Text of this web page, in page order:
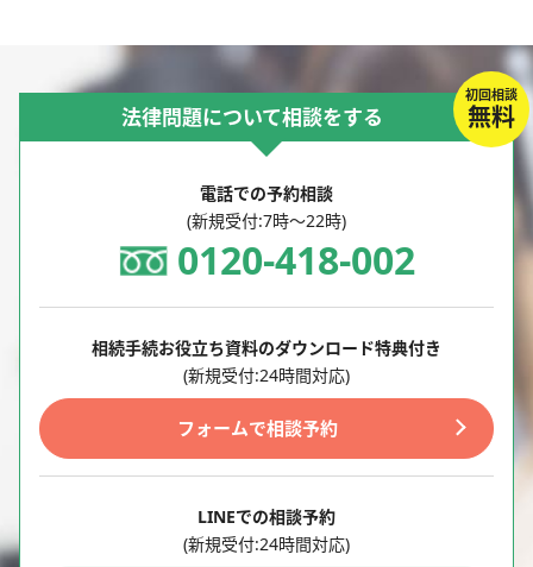
初回相談
無料
法律問題について相談をする
電話での予約相談
(新規受付:7時～22時)
0120-418-002
相続手続お役立ち資料のダウンロード特典付き
(新規受付:24時間対応)
フォームで相談予約
LINEでの相談予約
(新規受付:24時間対応)